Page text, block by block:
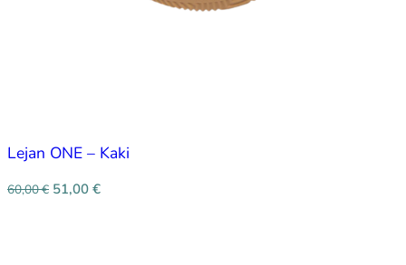
Lejan ONE – Kaki
60,00€ 51,00 €